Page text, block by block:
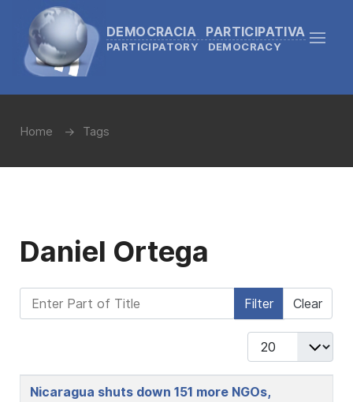
DEMOCRACIA PARTICIPATIVA
PARTICIPATORY DEMOCRACY
Home Tags
Daniel Ortega
Enter Part of Title Filter Clear
Display #
Title
Nicaragua shuts down 151 more NGOs,